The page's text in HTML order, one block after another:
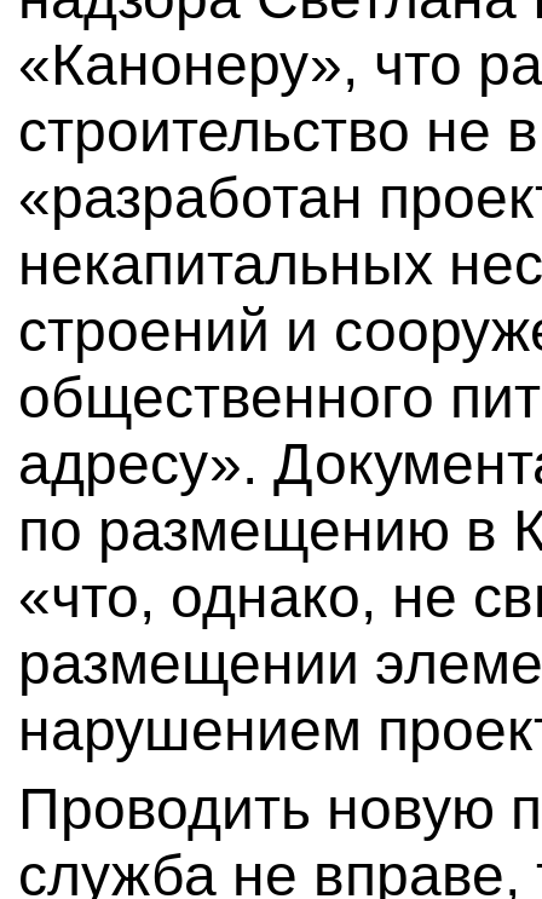
«Канонеру», что
строительство не
«разработан
некапитальных
строений и
общественного
адресу».
по размещению в
«что, однако, не
размещении
нарушением
Проводить новую
служба не вправе,